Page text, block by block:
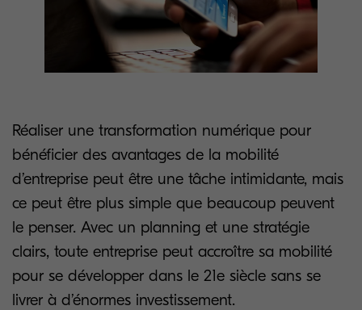
Réaliser une transformation numérique pour
bénéficier des avantages de la mobilité
d’entreprise peut être une tâche intimidante, mais
ce peut être plus simple que beaucoup peuvent
le penser. Avec un planning et une stratégie
clairs, toute entreprise peut accroître sa mobilité
pour se développer dans le 21e siècle sans se
livrer à d’énormes investissement.